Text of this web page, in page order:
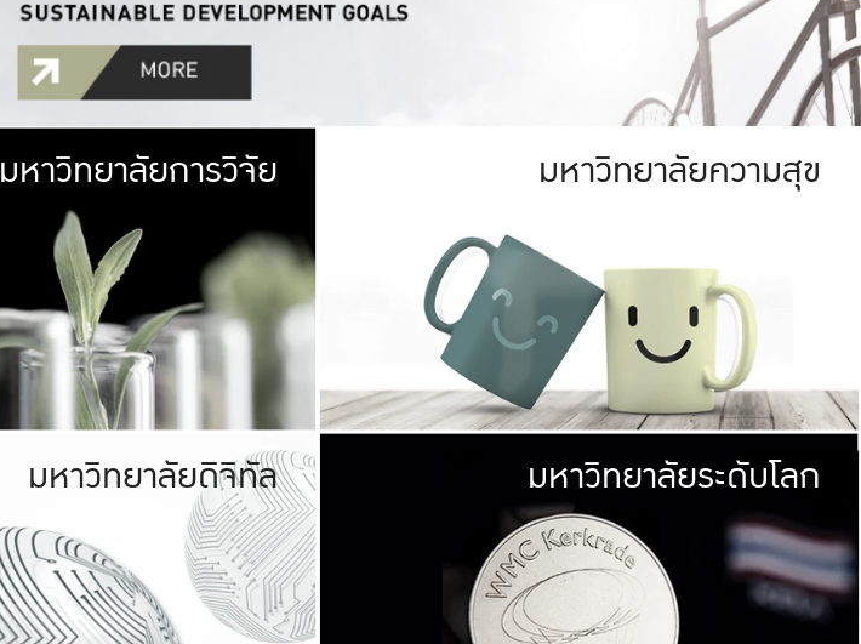
มหาวิทยาลัย
เกษตรศาสตร์ มีพื้นที่เขียวสดใส หนาแน่น
เป็นป่าในเมือง (URBAN FOREST)
เกษตรในเมือง (URBAN AGRICULTURE)
ที่นับรวมกันได้ประมาณ 1,400 ไร่
มหาวิทยาลัยการวิจัย มหาวิทยาลัย
ให้กับประชาชน
มหาวิทยาลัยความสุข
มหาวิทยาลัยรับผิดชอบต่อสังคม
ร่วมมือกับชุมชน เพื่อความกินดีอยู่ดี
และความสุขอย่างยั่งยืน
มองปัญหาในภาพกว้าง
แก้ไขจากปัญหาจุดเล็กๆ
มหาวิทยาลัยดิจิทัล มหาวิทยา
พร้อมที่จ
และผลักดันในการใช้ระบบส
เพื่อการทำงานแ
มหาวิทยาลัยระดับโลก